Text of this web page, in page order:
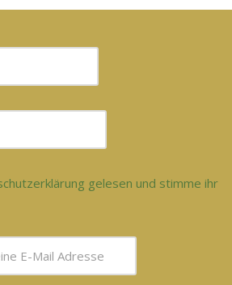
gelesen und stimme ihr